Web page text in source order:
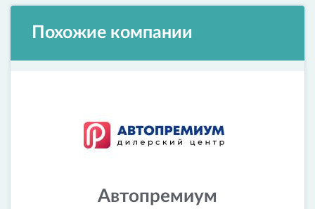
Похожие компании
Автопремиум